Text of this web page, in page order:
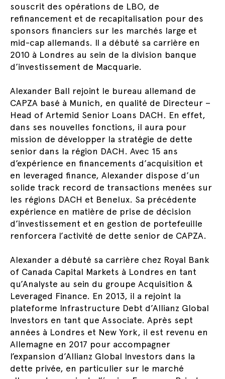
souscrit des opérations de LBO, de
refinancement et de recapitalisation pour des
sponsors financiers sur les marchés large et
mid-cap allemands. Il a débuté sa carrière en
2010 à Londres au sein de la division banque
d’investissement de Macquarie.
Alexander Ball rejoint le bureau allemand de
CAPZA basé à Munich, en qualité de Directeur –
Head of Artemid Senior Loans DACH. En effet,
dans ses nouvelles fonctions, il aura pour
mission de développer la stratégie de dette
senior dans la région DACH. Avec 15 ans
d’expérience en financements d’acquisition et
en leveraged finance, Alexander dispose d’un
solide track record de transactions menées sur
les régions DACH et Benelux. Sa précédente
expérience en matière de prise de décision
d’investissement et en gestion de portefeuille
renforcera l’activité de dette senior de CAPZA.
Alexander a débuté sa carrière chez Royal Bank
of Canada Capital Markets à Londres en tant
qu’Analyste au sein du groupe Acquisition &
Leveraged Finance. En 2013, il a rejoint la
plateforme Infrastructure Debt d’Allianz Global
Investors en tant que Associate. Après sept
années à Londres et New York, il est revenu en
Allemagne en 2017 pour accompagner
l’expansion d’Allianz Global Investors dans la
dette privée, en particulier sur le marché